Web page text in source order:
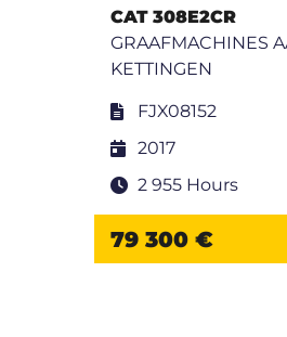
CAT 308E2CR
GRAAFMACHINES
KETTINGEN
FJX08152
2017
2 955 Hours
79 300 €